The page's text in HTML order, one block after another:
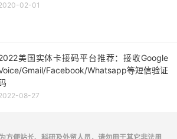
02-01
美国实体卡接码平台推荐：接收Google
Gmail/Facebook/Whatsapp等短信验证
08-27